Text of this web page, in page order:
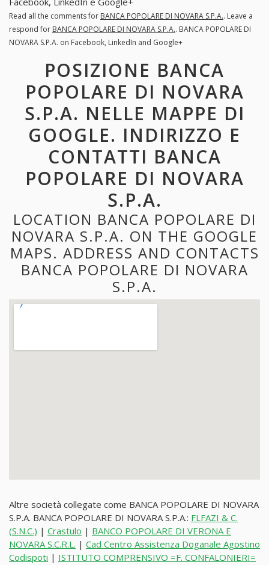
Read all the comments for BANCA POPOLARE DI NOVARA S.P.A.. Leave a
respond for BANCA POPOLARE DI NOVARA S.P.A.. BANCA POPOLARE DI
NOVARA S.P.A. on Facebook, LinkedIn and Google+
POSIZIONE BANCA
POPOLARE DI NOVARA
S.P.A. NELLE MAPPE DI
GOOGLE. INDIRIZZO E
CONTATTI BANCA
POPOLARE DI NOVARA
S.P.A.
LOCATION BANCA POPOLARE DI
NOVARA S.P.A. ON THE GOOGLE
MAPS. ADDRESS AND CONTACTS
BANCA POPOLARE DI NOVARA
S.P.A.
Altre società collegate come BANCA POPOLARE DI NOVARA
S.P.A. BANCA POPOLARE DI NOVARA S.P.A.: FLFAZI & C.
(S.N.C.) | Crastulo | BANCO POPOLARE DI VERONA E
NOVARA S.C.R.L. | Cad Centro Assistenza Doganale Agostino
Codispoti | ISTITUTO COMPRENSIVO =F. CONFALONIERI=